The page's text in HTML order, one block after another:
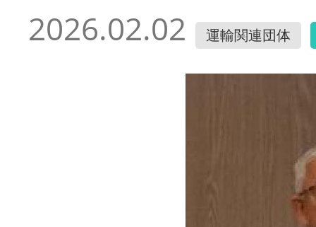
2026.02.02 運輸関連団体